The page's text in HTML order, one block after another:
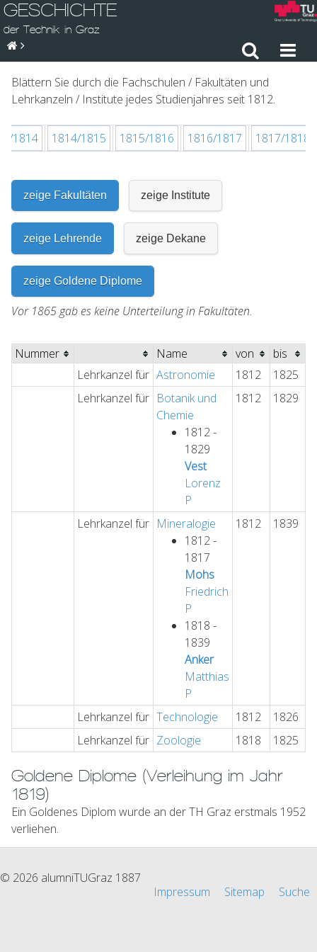
GESCHICHTE
der Technik in Graz
Blättern Sie durch die Fachschulen / Fakultäten und
Lehrkanzeln / Institute jedes Studienjahres seit 1812.
1814 1814/1815 1815/1816 1816/1817 1817/1818
zeige Fakultäten zeige Institute
zeige Lehrende zeige Dekane
zeige Goldene Diplome
Vor 1865 gab es keine Unterteilung in Fakultäten.
Nummer Name von
bis
Lehrkanzel für Astronomie 1812
1825
Lehrkanzel für Botanik und
Chemie
1812 -
1829
Vest
Lorenz
P
1812 1829
Lehrkanzel für Mineralogie
1812 -
1817
Mohs
Friedrich
P
1818 -
1839
Anker
Matthias
P
1812 1839
Lehrkanzel für Technologie 1812
1826
Lehrkanzel für Zoologie 1818 1825
Goldene Diplome (Verleihung im Jahr
1819)
Ein Goldenes Diplom wurde an der TH Graz erstmals 1952
verliehen.
© 2026 alumniTUGraz 1887
Impressum
Sitemap Suche